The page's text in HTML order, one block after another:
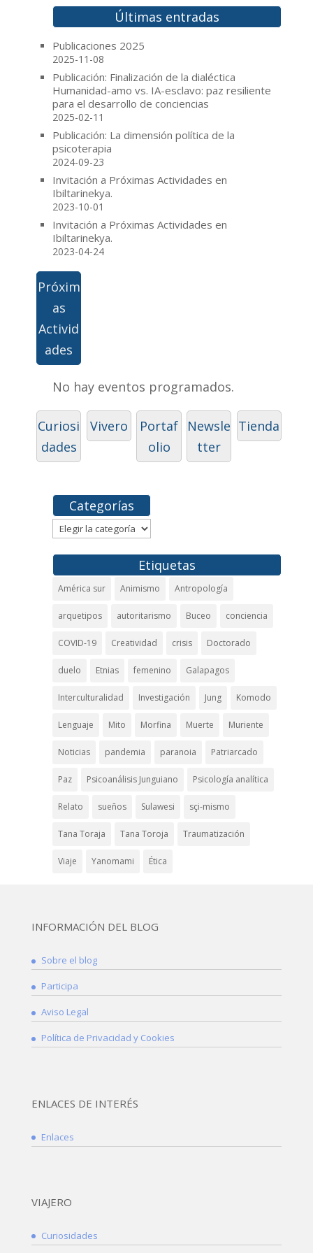
b
o
o
t
r
e
e
l
Últimas entradas
Publicaciones 2025
2025-11-08
Publicación: Finalización de la dialéctica
Humanidad-amo vs. IA-esclavo: paz resiliente
para el desarrollo de conciencias
2025-02-11
Publicación: La dimensión política de la
psicoterapia
2024-09-23
Invitación a Próximas Actividades en
Ibiltarinekya.
2023-10-01
Invitación a Próximas Actividades en
Ibiltarinekya.
2023-04-24
Próxim
as
Activid
ades
No hay eventos programados.
Curiosi
dades
Vivero
Portaf
olio
Newsle
tter
Tienda
Categorías
Categorías
Etiquetas
América sur Animismo Antropología
arquetipos autoritarismo Buceo conciencia
COVID-19 Creatividad crisis Doctorado
duelo Etnias femenino Galapagos
Interculturalidad Investigación Jung Komodo
Lenguaje Mito Morfina Muerte Muriente
Noticias pandemia paranoia Patriarcado
Paz Psicoanálisis Junguiano Psicología analítica
Relato sueños Sulawesi sçi-mismo
Tana Toraja Tana Toroja Traumatización
Viaje Yanomami Ética
INFORMACIÓN DEL BLOG
Sobre el blog
Participa
Aviso Legal
Política de Privacidad y Cookies
ENLACES DE INTERÉS
Enlaces
VIAJERO
Curiosidades